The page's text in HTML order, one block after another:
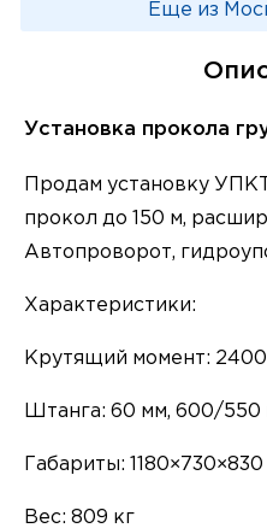
Еще из
Установка прокола
Продам установку
прокол до 150 м,
Автопроворот,
Характеристики:
Крутящий момент:
Штанга: 60 мм, 600/550
Габариты:
Вес: 809 кг